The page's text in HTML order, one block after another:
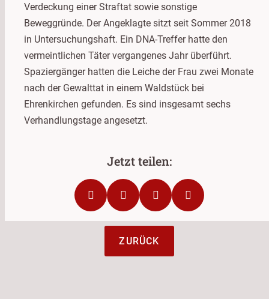
Verdeckung einer Straftat sowie sonstige
Beweggründe. Der Angeklagte sitzt seit Sommer 2018
in Untersuchungshaft. Ein DNA-Treffer hatte den
vermeintlichen Täter vergangenes Jahr überführt.
Spaziergänger hatten die Leiche der Frau zwei Monate
nach der Gewalttat in einem Waldstück bei
Ehrenkirchen gefunden. Es sind insgesamt sechs
Verhandlungstage angesetzt.
ZURÜCK